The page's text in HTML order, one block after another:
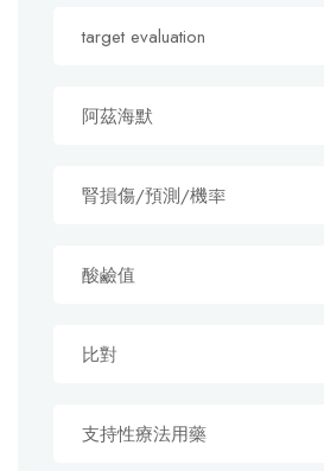
target evaluation
阿茲海默
腎損傷/預測/機率
酸鹼值
比對
支持性療法用藥